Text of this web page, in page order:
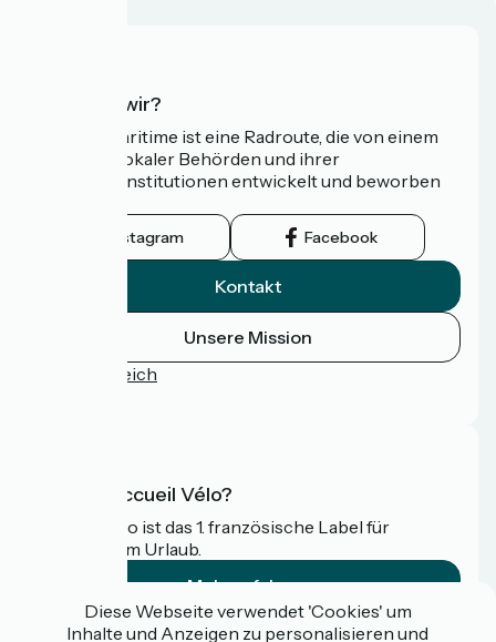
Wer sind wir?
Die Vélomaritime ist eine Radroute, die von einem
Netzwerk lokaler Behörden und ihrer
Tourismusinstitutionen entwickelt und beworben
Instagram Facebook
Kontakt
Unsere Mission
Pressebereich
Was ist Accueil Vélo?
Accueil Vélo ist das 1. französische Label für
Radfahrer im Urlaub.
Mehr erfahren
Diese Webseite verwendet 'Cookies' um
Inhalte und Anzeigen zu personalisieren und